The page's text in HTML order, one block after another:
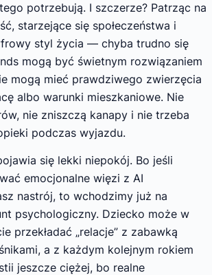
potrzebują. I szczerze? Patrząc na
starzejące się społeczeństwa i
styl życia — chyba trudno się
mogą być świetnym rozwiązaniem
mogą mieć prawdziwego zwierzęcia
albo warunki mieszkaniowe. Nie
nie zniszczą kanapy i nie trzeba
podczas wyjazdu.
się lekki niepokój. Bo jeśli
emocjonalne więzi z AI
nastrój, to wchodzimy już na
psychologiczny. Dziecko może w
przekładać „relacje” z zabawką
a z każdym kolejnym rokiem
jeszcze ciężej, bo realne